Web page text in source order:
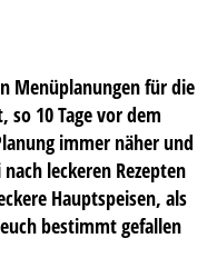
Menüplanungen für die
so 10 Tage vor dem
immer näher und
leckeren Rezepten
Hauptspeisen, als
bestimmt gefallen